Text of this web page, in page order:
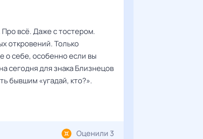
всё. Даже с тостером.
откровений. Только
о себе, особенно если вы
сегодня для знака Близнецов
бывшим «угадай, кто?».
Оценили 3